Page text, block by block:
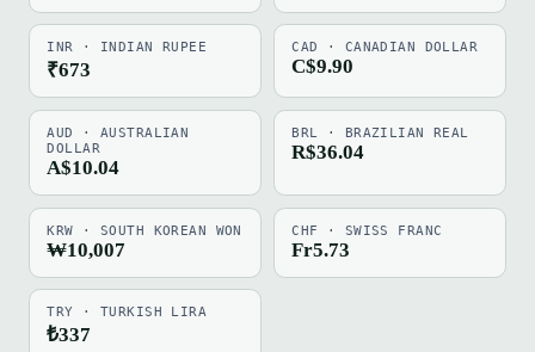
INR · INDIAN RUPEE
₹673
CAD · CANADIAN DOLLAR
C$9.90
AUD · AUSTRALIAN
DOLLAR
A$10.04
BRL · BRAZILIAN REAL
R$36.04
KRW · SOUTH KOREAN WON
₩10,007
CHF · SWISS FRANC
Fr5.73
TRY · TURKISH LIRA
₺337